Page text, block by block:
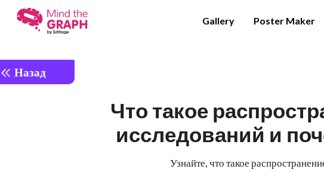
Gallery Poster Maker
Назад
Что такое
исследований и
Узнайте, что такое